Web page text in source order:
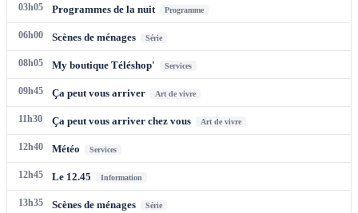
03h05 Programmes de la nuit Programme
06h00 Scènes de ménages Série
08h05 My boutique Téléshop' Services
09h45 Ça peut vous arriver Art de vivre
11h30 Ça peut vous arriver chez vous Art de vivre
12h40 Météo Services
12h45 Le 12.45 Information
13h35 Scènes de ménages Série